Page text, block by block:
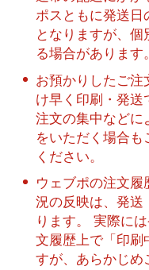
ポスともに発送日
となりますが、
る場合があります。
お預かりしたご注
け早く印刷・発送
注文の集中などに
をいただく場合も
ください。
ウェブポの注文履
況の反映は、発送
ります。 実際に
文履歴上で「印刷
すが、あらかじめ